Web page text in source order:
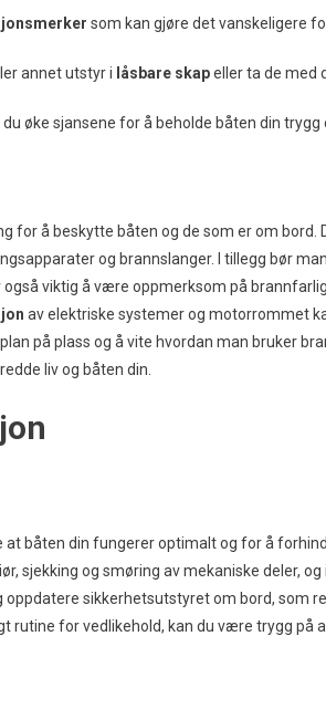
som kan gjøre det vanskeligere
annet utstyr i låsbare skapeller ta de med
øke sjansene for å beholde båten din trygg
for å beskytte båten og de som er om bord.
og brannslanger. I tillegg bør
viktig å være oppmerksom på
av elektriske systemer og motorrommet
på plass og å vite hvordan man bruker
liv og båten din.
at båten din fungerer optimalt og for å
sjekking og smøring av mekaniske deler,
oppdatere sikkerhetsutstyret om bord, som
rutine for vedlikehold, kan du være trygg på